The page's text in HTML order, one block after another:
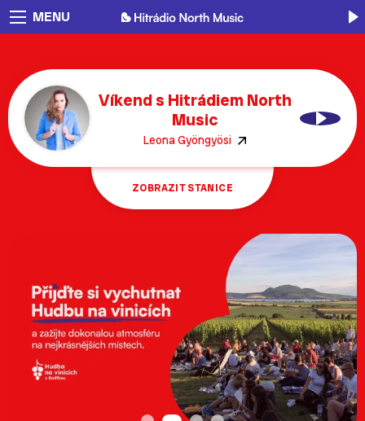
MENU
Víkend s Hitrádiem North
Music
Leona Gyöngyösi
Osmdesátka
Devadesátka
Milénium
ZOBRAZIT STANICE